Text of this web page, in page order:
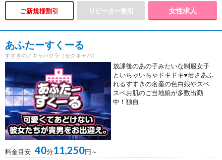
ご新規様割引 女性求人
あふたーすくーる
すすきの／キャバクラ（セクキャバ）
放課後のあの子みたいな制服女子
といちゃいちゃドキドキ♥若さあふ
れるすすきの名産の色白娘やスベ
スベお肌のご当地娘が多数出勤
中！独自…
料金目安 40分11,250円～